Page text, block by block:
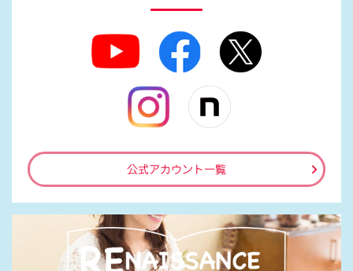
公式アカウント一覧